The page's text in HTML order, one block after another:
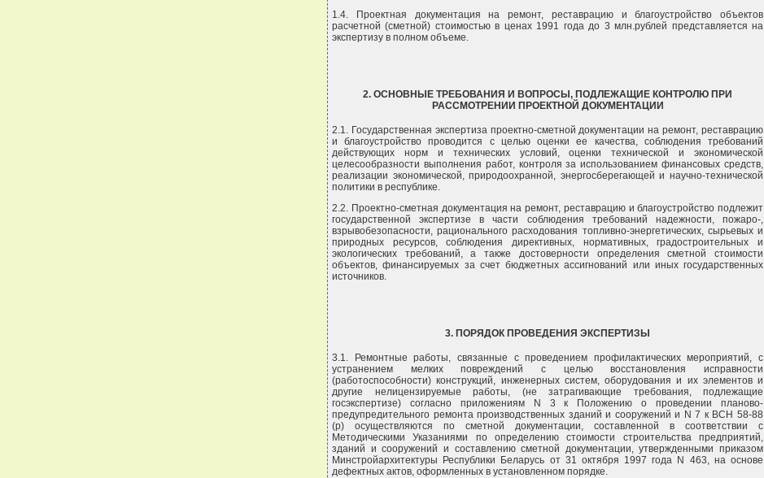
1.4. Проектная документация на ремонт, реставрацию и благоустройство объектов
расчетной (сметной) стоимостью в ценах 1991 года до 3 млн.рублей представляется на
экспертизу в полном объеме.
2. ОСНОВНЫЕ ТРЕБОВАНИЯ И ВОПРОСЫ, ПОДЛЕЖАЩИЕ КОНТРОЛЮ ПРИ
РАССМОТРЕНИИ ПРОЕКТНОЙ ДОКУМЕНТАЦИИ
2.1. Государственная экспертиза проектно-сметной документации на ремонт, реставрацию
и благоустройство проводится с целью оценки ее качества, соблюдения требований
действующих норм и технических условий, оценки технической и экономической
целесообразности выполнения работ, контроля за использованием финансовых средств,
реализации экономической, природоохранной, энергосберегающей и научно-технической
политики в республике.
2.2. Проектно-сметная документация на ремонт, реставрацию и благоустройство подлежит
государственной экспертизе в части соблюдения требований надежности, пожаро-,
взрывобезопасности, рационального расходования топливно-энергетических, сырьевых и
природных ресурсов, соблюдения директивных, нормативных, градостроительных и
экологических требований, а также достоверности определения сметной стоимости
объектов, финансируемых за счет бюджетных ассигнований или иных государственных
источников.
3. ПОРЯДОК ПРОВЕДЕНИЯ ЭКСПЕРТИЗЫ
3.1. Ремонтные работы, связанные с проведением профилактических мероприятий, с
устранением мелких повреждений с целью восстановления исправности
(работоспособности) конструкций, инженерных систем, оборудования и их элементов и
другие нелицензируемые работы, (не затрагивающие требования, подлежащие
госэкспертизе) согласно приложениям N 3 к Положению о проведении планово-
предупредительного ремонта производственных зданий и сооружений и N 7 к ВСН 58-88
(р) осуществляются по сметной документации, составленной в соответствии с
Методическими Указаниями по определению стоимости строительства предприятий,
зданий и сооружений и составлению сметной документации, утвержденными приказом
Минстройархитектуры Республики Беларусь от 31 октября 1997 года N 463, на основе
дефектных актов, оформленных в установленном порядке.